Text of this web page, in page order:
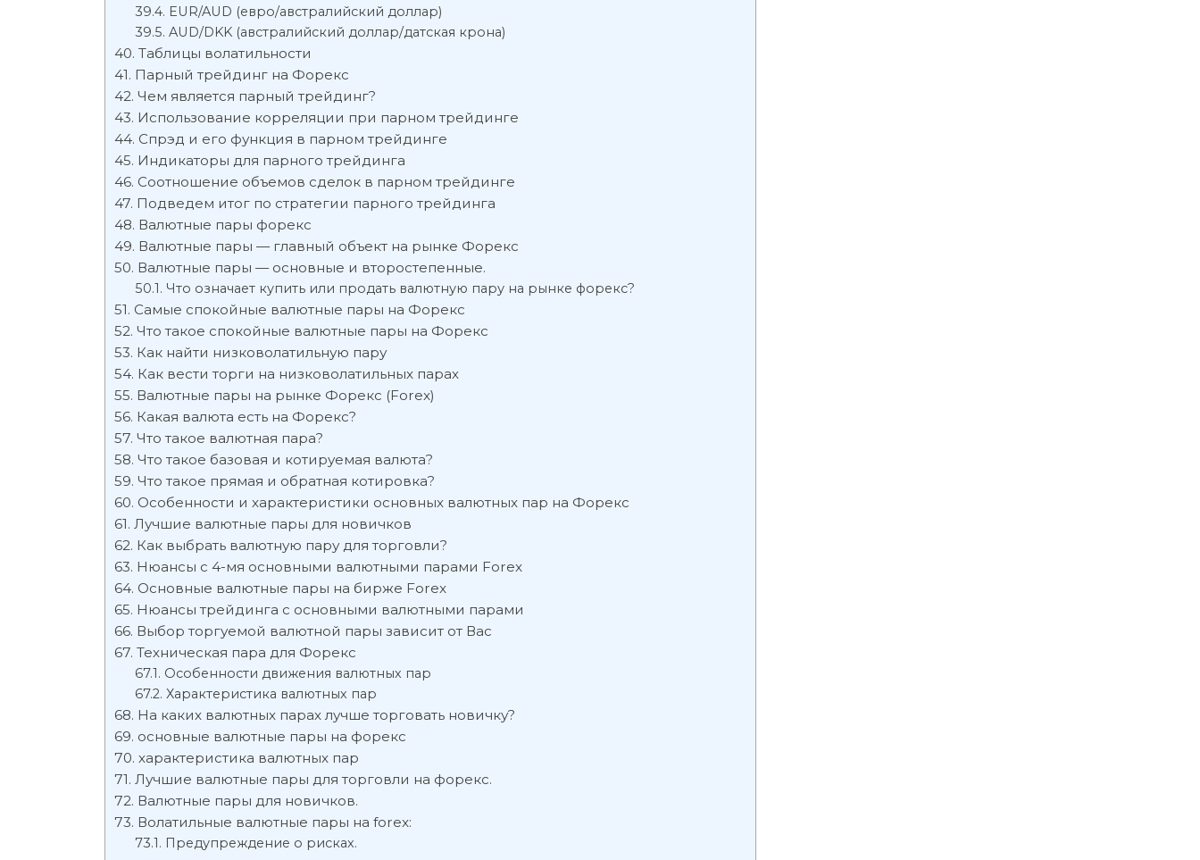
EUR/AUD (евро/австралийский доллар)
AUD/DKK (австралийский доллар/датская крона)
Таблицы волатильности
Парный трейдинг на Форекс
Чем является парный трейдинг?
Использование корреляции при парном трейдинге
Спрэд и его функция в парном трейдинге
Индикаторы для парного трейдинга
Соотношение объемов сделок в парном трейдинге
Подведем итог по стратегии парного трейдинга
Валютные пары форекс
Валютные пары — главный объект на рынке Форекс
Валютные пары — основные и второстепенные.
Что означает купить или продать валютную пару на рынке форекс?
Самые спокойные валютные пары на Форекс
Что такое спокойные валютные пары на Форекс
Как найти низковолатильную пару
Как вести торги на низковолатильных парах
Валютные пары на рынке Форекс (Forex)
Какая валюта есть на Форекс?
Что такое валютная пара?
Что такое базовая и котируемая валюта?
Что такое прямая и обратная котировка?
Особенности и характеристики основных валютных пар на Форекс
Лучшие валютные пары для новичков
Как выбрать валютную пару для торговли?
Нюансы с 4-мя основными валютными парами Forex
Основные валютные пары на бирже Forex
Нюансы трейдинга с основными валютными парами
Выбор торгуемой валютной пары зависит от Вас
Техническая пара для Форекс
Особенности движения валютных пар
Характеристика валютных пар
На каких валютных парах лучше торговать новичку?
основные валютные пары на форекс
характеристика валютных пар
Лучшие валютные пары для торговли на форекс.
Валютные пары для новичков.
Волатильные валютные пары на forex:
Предупреждение о рисках.